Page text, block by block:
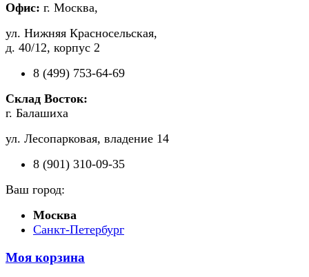
Офис: г. Москва,
ул. Нижняя Красносельская,
д. 40/12, корпус 2
8 (499) 753-64-69
Склад Восток:
г. Балашиха
ул. Лесопарковая, владение 14
8 (901) 310-09-35
Ваш город:
Москва
Санкт-Петербург
Моя корзина